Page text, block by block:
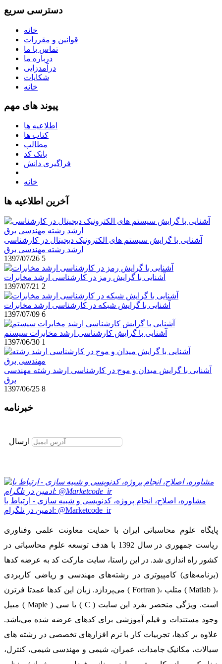
دسترسی سریع
خانه
قوانین و مقررات
تماس با ما
درباره ما
درآمدزایی
شکایات
خانه
پیوند های مهم
اطلاعیه ها
کتاب ها
مطالب
بانک کد
فراگیری دانش
خانه
آخرین اطلاعیه ها
آشنایی با گرایش سیستم های الکترونیک دیجیتال در کارشناسی
ارشد رشته مهندسی برق
1397/07/26 5
آشنایی با گرایش رمز در کارشناسی ارشد مخابرات
1397/07/21 2
آشنایی با گرایش شبکه در کارشناسی ارشد مخابرات
1397/07/09 6
آشنایی با گرایش کارشناسی ارشد مخابرات سیستم
1397/06/30 1
آشنایی با گرایش میدان و موج در کارشناسی ارشد رشته مهندسی
برق
1397/06/25 8
خبرنامه
ارسال
مشاوره، اصلاح، انجام پروژه، کدنویسی و شبیه سازی - ارتباط با
ادمین در تلگرام: @Marketcode_ir
پایگاه علوم محاسباتی ایران با حمایت معاونت علمی وفناوری
ریاست جمهوری در سال 1392 با هدف توسعه علوم محاسباتی در
کشور راه اندازی شد. در این راستا، سایت مارکت کد به عرضه کدها
(برنامه‌های) کامپیوتری در رشته‌های مهندسی و ریاضی کاربردی
می‌پردازد. زبان این کدها عمدتا فرترن ( Fortran )، متلب ( Matlab )،
میپل ( Maple ) یا سی ( C ) است. ویژگی منحصر بفرد این سایت
وجود مستندات و فیلم آموزشی برای کدهای عرضه شده می‌باشد.
علاوه بر کدها، تجربیات کار با نرم افزارهای تخصصی در رشته های
سیالات، مکانیک جامدات، عمران، شیمی و مهندسی شیمی، کنترل،